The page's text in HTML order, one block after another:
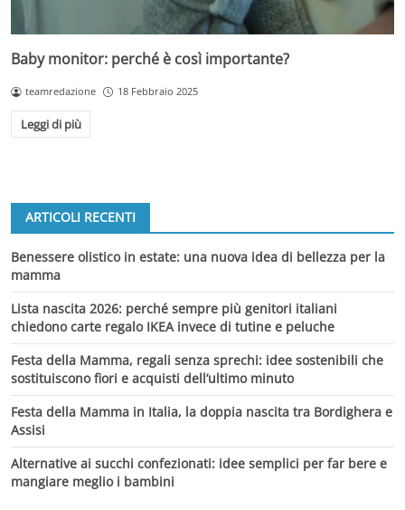
Baby monitor: perché è così importante?
teamredazione 18 Febbraio 2025
Leggi di più
ARTICOLI RECENTI
Benessere olistico in estate: una nuova idea di bellezza per la
mamma
Lista nascita 2026: perché sempre più genitori italiani
chiedono carte regalo IKEA invece di tutine e peluche
Festa della Mamma, regali senza sprechi: idee sostenibili che
sostituiscono fiori e acquisti dell’ultimo minuto
Festa della Mamma in Italia, la doppia nascita tra Bordighera e
Assisi
Alternative ai succhi confezionati: idee semplici per far bere e
mangiare meglio i bambini